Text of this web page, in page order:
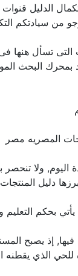
الدليل
من سيادتكم
تسأل هنها
بمحرك البحث
ولا تنحصر
دليل
بحكم التعليم
إذ يصبح
للحي الذي يقطنه